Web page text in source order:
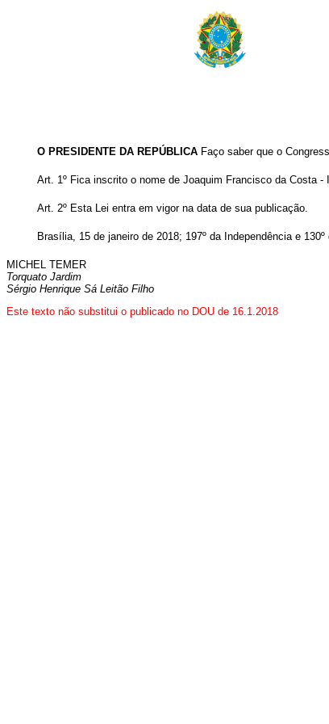
O PRESIDENTE DA REPÚBLICA Faço saber que o
Art. 1º Fica inscrito o nome de Joaquim Francisco da Costa
Art. 2º Esta Lei entra em vigor na data de sua publicação.
Brasília, 15 de janeiro de 2018; 197º da Independência e 130º
MICHEL TEMER
Torquato Jardim
Sérgio Henrique Sá Leitão Filho
Este texto não substitui o publicado no DOU de 16.1.2018